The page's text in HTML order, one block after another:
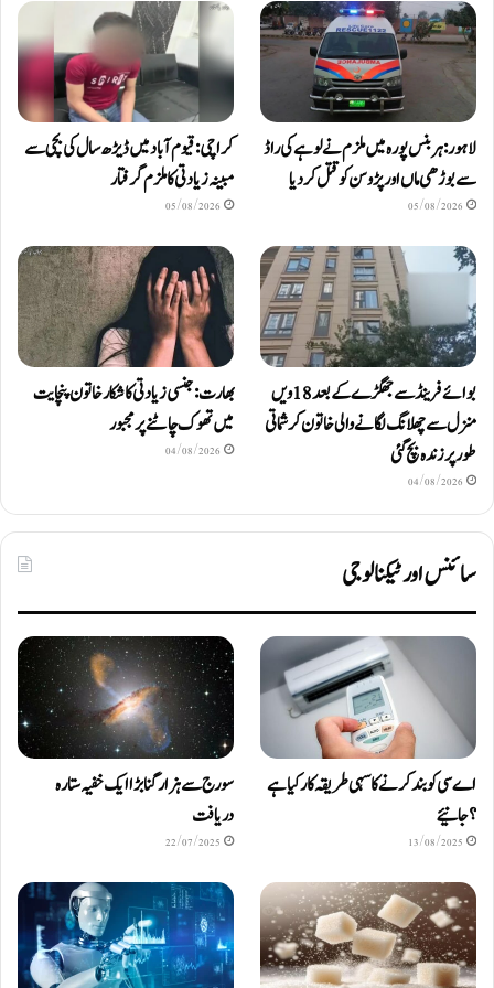
لاہور: ہربنس پورہ میں ملزم نے لوہے کی راڈ
سے بوڑھی ماں اور پڑوسن کو قتل کر دیا
05/08/2026
کراچی: قیوم آباد میں ڈیڑھ سال کی بچی سے
مبینہ زیادتی کا ملزم گرفتار
05/08/2026
بوائے فرینڈ سے جھگڑے کے بعد 18 ویں
منزل سے چھلانگ لگانے والی خاتون کرشماتی
طور پر زندہ بچ گئی
04/08/2026
بھارت: جنسی زیادتی کا شکار خاتون پنچایت
میں تھوک چاٹنے پر مجبور
04/08/2026
سائنس اور ٹیکنالوجی
اے سی کو بند کرنے کا سہی طریقہ کار کیا ہے
؟ جانیئے
13/08/2025
سورج سے ہزار گنا بڑا ایک خفیہ ستارہ
دریافت
22/07/2025